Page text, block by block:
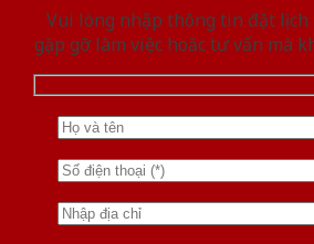
Vui lòng nhập thông tin đặt lịch
gặp gỡ làm việc hoăc tư vấn mà